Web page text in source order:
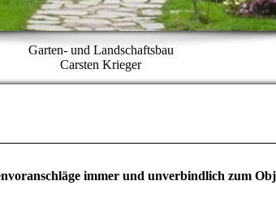
Garten- und Landschaftsbau
Carsten Krieger
immer und unverbindlich zum